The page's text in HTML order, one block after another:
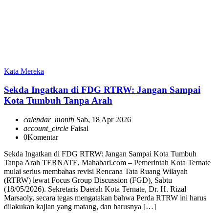
Kata Mereka
Sekda Ingatkan di FDG RTRW: Jangan Sampai
Kota Tumbuh Tanpa Arah
calendar_month Sab, 18 Apr 2026
account_circle Faisal
0Komentar
Sekda Ingatkan di FDG RTRW: Jangan Sampai Kota Tumbuh
Tanpa Arah TERNATE, Mahabari.com – Pemerintah Kota Ternate
mulai serius membahas revisi Rencana Tata Ruang Wilayah
(RTRW) lewat Focus Group Discussion (FGD), Sabtu
(18/05/2026). Sekretaris Daerah Kota Ternate, Dr. H. Rizal
Marsaoly, secara tegas mengatakan bahwa Perda RTRW ini harus
dilakukan kajian yang matang, dan harusnya […]